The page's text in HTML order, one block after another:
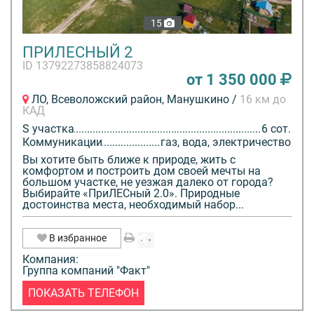
15
ПРИЛЕСНЫЙ 2
ID 13792273858824073
от 1 350 000
ЛО, Всеволожский район, Манушкино / 16 км до
КАД
S участка
6 сот.
Коммуникации
газ, вода, электричество
Вы хотите быть ближе к природе, жить с
комфортом и построить дом своей мечты на
большом участке, не уезжая далеко от города?
Выбирайте «ПриЛЕСный 2.0». Природные
достоинства места, необходимый набор...
В избранное
Компания:
Группа компаний "Факт"
ПОКАЗАТЬ ТЕЛЕФОН